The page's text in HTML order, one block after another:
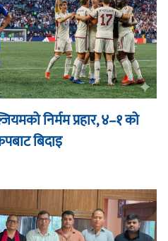
निर्मम प्रहार, ४–१ को
बिदाइ